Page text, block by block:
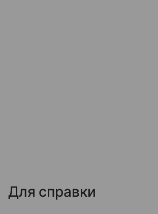
Для справки